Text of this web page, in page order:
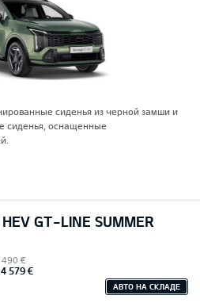
сиденья из черной замши и
сиденья, оснащенные
GT-LINE SUMMER
490 €
579 €
АВТО НА СКЛАДЕ